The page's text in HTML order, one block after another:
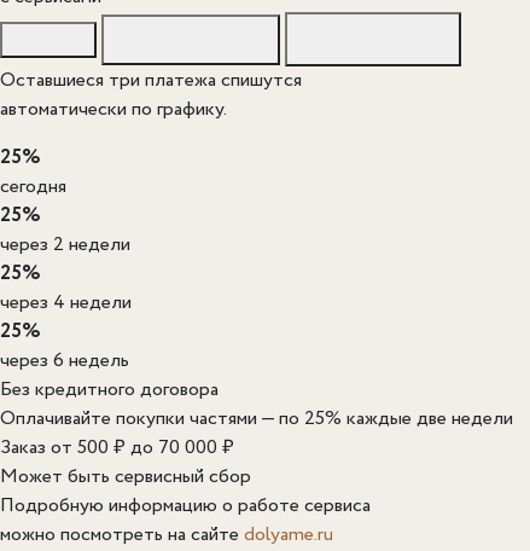
Оставшиеся три платежа спишутся
автоматически по графику.
25%
сегодня
25%
через 2 недели
25%
через 4 недели
25%
через 6 недель
Без кредитного договора
Оплачивайте покупки частями — по 25% каждые две недели
Заказ от 500 ₽ до 70 000 ₽
Может быть сервисный сбор
Подробную информацию о работе сервиса
можно посмотреть на сайте dolyame.ru